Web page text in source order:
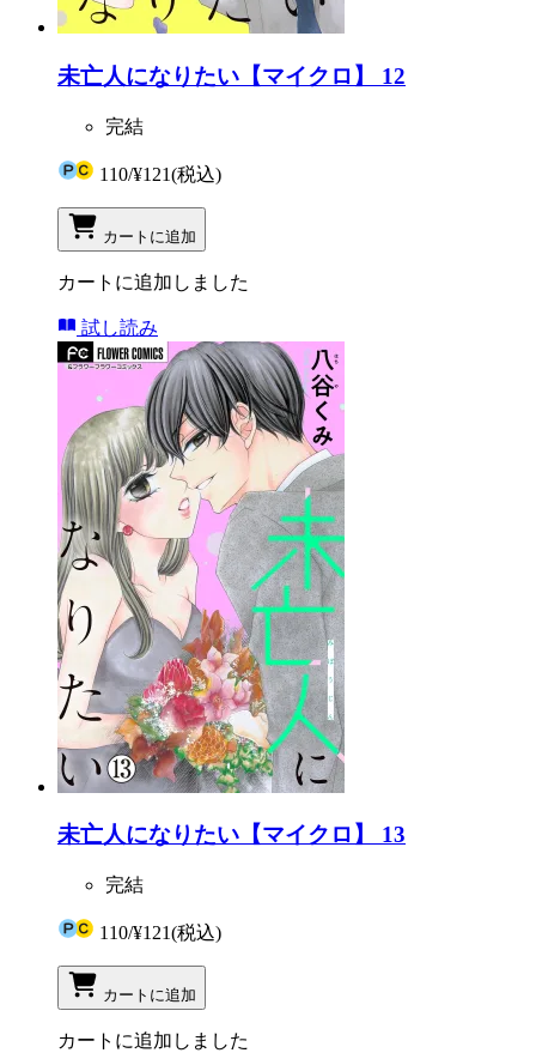
未亡人になりたい【マイクロ】 12
完結
110/¥121(税込)
カートに追加
カートに追加しました
試し読み
未亡人になりたい【マイクロ】 13
完結
110/¥121(税込)
カートに追加
カートに追加しました